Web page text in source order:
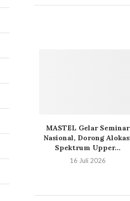
MASTEL Gelar Seminar
Nasional, Dorong
Spektrum Upper...
16 Juli 2026